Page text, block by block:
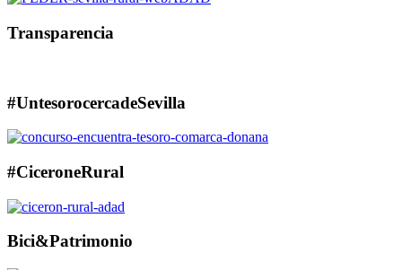
Transparencia
#UntesorocercadeSevilla
#CiceroneRural
Bici&Patrimonio